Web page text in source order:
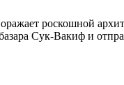
роскошной
Сук-Вакиф и